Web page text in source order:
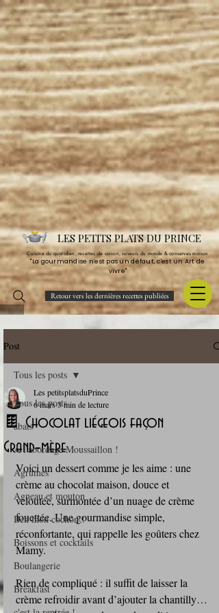
LES PETITS PLATS DU PRINCE
Cuisine du quotidien, recettes de saison, saveurs du monde & conserves maison
"La gourmandise n'est pas un défaut, c'est un Art de
vivre"
Retour vers les dernières recettes publiées
Post
Tous les posts
abats
A l'abordage Moussaillon !
Agrumes
Agneau et mouton
Ben mon cochon !
Boissons et cocktails
Boulangerie
Breakfast
Tous les posts
🍫 Chocolat liégeois façon
Grand‑mère
Les petitsplatsduPrince
6 mars3 min de lecture
Voici un dessert comme je les aime : une
crème au chocolat maison, douce et
veloutée, surmontée d’un nuage de crème
fouettée. Une gourmandise simple,
réconfortante, qui rappelle les goûters chez
Mamy.
Rien de compliqué : il suffit de laisser la
crème refroidir avant d’ajouter la chantilly…